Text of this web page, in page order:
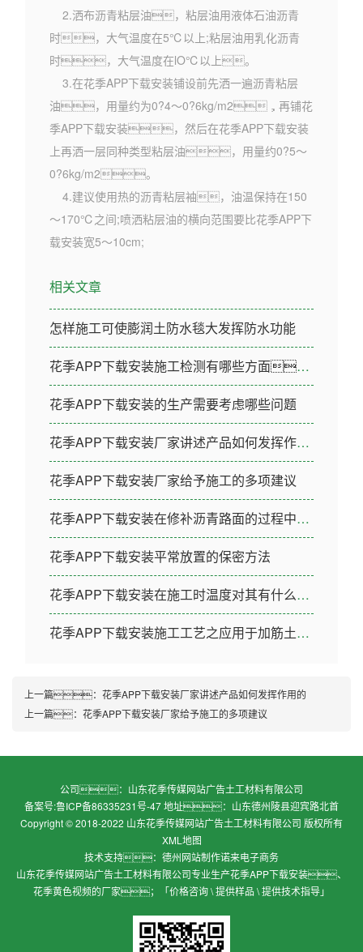
2.洒布沥青粘层油，粘层油用液体石油沥青
时，大气温度在5℃以上;粘层油用乳化沥青
时，大气温度在lO℃以上。
3.在花季APP下载安装铺设前先洒一遍沥青粘层
油，用量约为0?4～0?6kg/m2，再铺花
季APP下载安装，然后在花季APP下载安装
上再洒一层同种类型粘层油，用量约0?5～
0?6kg/m2。
4.建议使用热的沥青粘层袖，油温保持在150
～170℃之间;喷洒粘层油的横向范围要比花季APP下
载安装宽5～10cm;
相关文章
怎样施工可使膨润土防水毯大发挥防水功能
花季APP下载安装施工检测有哪些方面？
花季APP下载安装的生产需要考虑哪些问题
花季APP下载安装厂家讲述产品如何发挥作用的
花季APP下载安装厂家给予施工的多项建议
花季APP下载安装在修补沥青路面的过程中需要注意哪些问题
花季APP下载安装平常放置的保密方法
花季APP下载安装在施工时温度对其有什么影响
花季APP下载安装施工工艺之应用于加筋土挡墙
上一篇： 花季APP下载安装厂家讲述产品如何发挥作用的
上一篇： 花季APP下载安装厂家给予施工的多项建议
公司：山东花季传媒网站广告土工材料有限公司
备案号:鲁ICP备86335231号-47地址：山东德州陵县迎宾路北首
Copyright © 2018-2022 山东花季传媒网站广告土工材料有限公司 版权所有
XML地图
技术支持： 德州网站制作诺来电子商务
山东花季传媒网站广告土工材料有限公司专业生产花季APP下载安装、
花季黄色视频的厂家；「价格咨询 \ 提供样品 \ 提供技术指导」